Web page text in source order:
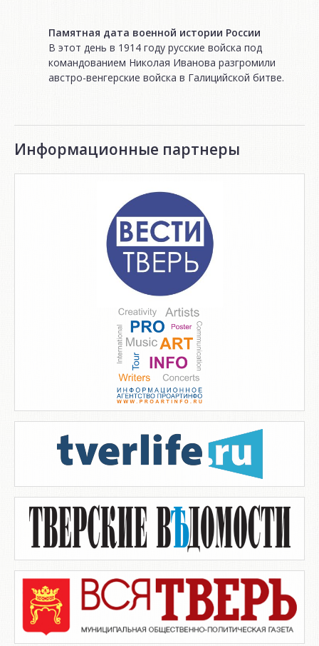
Памятная дата военной истории России
В этот день в 1914 году русские войска под
командованием Николая Иванова разгромили
австро-венгерские войска в Галицийской битве.
Информационные партнеры